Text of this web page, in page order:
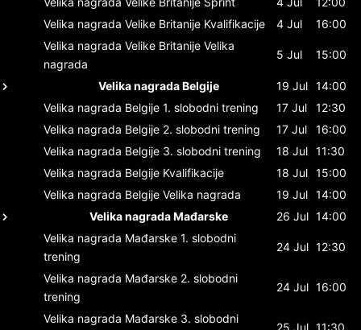
Velika nagrada Velike Britanije Kvalifikacije 4 Jul
16:00
Velika nagrada Velike Britanije Velika
nagrada
5 Jul 15:00
Velika nagrada Belgije 19 Jul 14:00
Velika nagrada Belgije 1. slobodni trening 17 Jul
12:30
Velika nagrada Belgije 2. slobodni trening 17 Jul
16:00
Velika nagrada Belgije 3. slobodni trening 18 Jul 11:30
Velika nagrada Belgije Kvalifikacije 18 Jul 15:00
Velika nagrada Belgije Velika nagrada 19 Jul 14:00
Velika nagrada Mađarske
26 Jul 14:00
Velika nagrada Mađarske 1. slobodni
trening
24 Jul 12:30
Velika nagrada Mađarske 2. slobodni
trening
24 Jul 16:00
Velika nagrada Mađarske 3. slobodni
25 Jul 11:30